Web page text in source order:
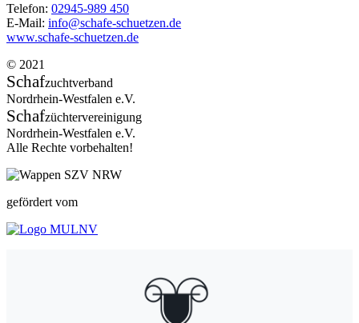
Telefon: 02945-989 450
E-Mail: info@schafe-schuetzen.de
www.schafe-schuetzen.de
© 2021
Schafzuchtverband
Nordrhein-Westfalen e.V.
Schafzüchtervereinigung
Nordrhein-Westfalen e.V.
Alle Rechte vorbehalten!
gefördert vom